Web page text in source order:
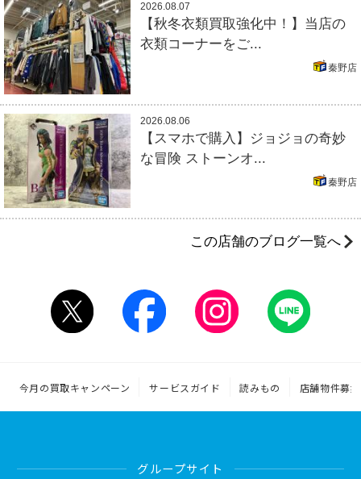
2026.08.07
【秋冬衣類買取強化中！】当店の
衣類コーナーをご...
秦野店
2026.08.06
【スマホで購入】ジョジョの奇妙
な冒険 ストーンオ...
秦野店
この店舗のブログ一覧へ
今月の買取キャンペーン サービスガイド 読みもの 店舗物件募集
グループサイト